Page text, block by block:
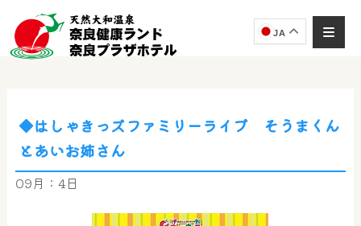
JA
◆はしゃきっズファミリーライブ そうまくん
とあいお姉さん
09月：4日
AIコンシェルジュ
ご質問をお伺いします。